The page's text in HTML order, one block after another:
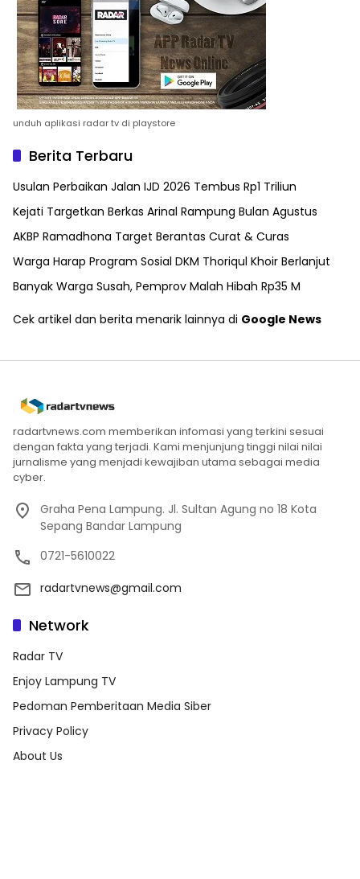
unduh aplikasi radar tv di playstore
Berita Terbaru
Usulan Perbaikan Jalan IJD 2026 Tembus Rp1 Triliun
Kejati Targetkan Berkas Arinal Rampung Bulan Agustus
AKBP Ramadhona Target Berantas Curat & Curas
Warga Harap Program Sosial DKM Thoriqul Khoir Berlanjut
Banyak Warga Susah, Pemprov Malah Hibah Rp35 M
Cek artikel dan berita menarik lainnya di Google News
radartvnews.com memberikan infomasi yang terkini sesuai
dengan fakta yang terjadi. Kami menjunjung tinggi nilai nilai
jurnalisme yang menjadi kewajiban utama sebagai media
cyber.
Graha Pena Lampung. Jl. Sultan Agung no 18 Kota
Sepang Bandar Lampung
0721-5610022
radartvnews@gmail.com
Network
Radar TV
Enjoy Lampung TV
Pedoman Pemberitaan Media Siber
Privacy Policy
About Us